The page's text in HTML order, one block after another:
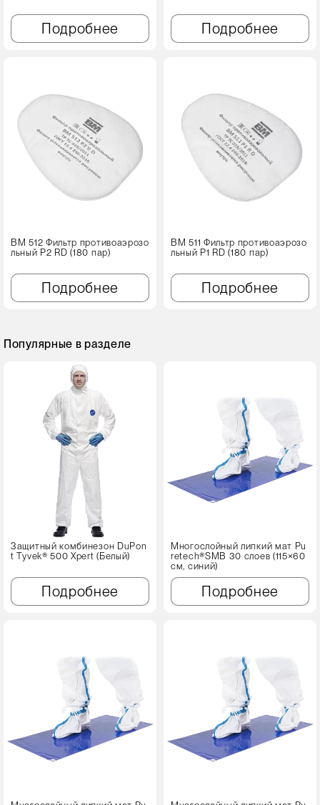
Подробнее Подробнее
ВМ 512 Фильтр противоаэрозо
льный Р2 RD (180 пар)
Подробнее
ВМ 511 Фильтр противоаэрозо
льный Р1 RD (180 пар)
Подробнее
Популярные в разделе
Защитный комбинезон DuPon
t Tyvek® 500 Xpert (Белый)
Подробнее
Многослойный липкий мат Pu
retech®SMB 30 слоев (115×60
см, синий)
Подробнее